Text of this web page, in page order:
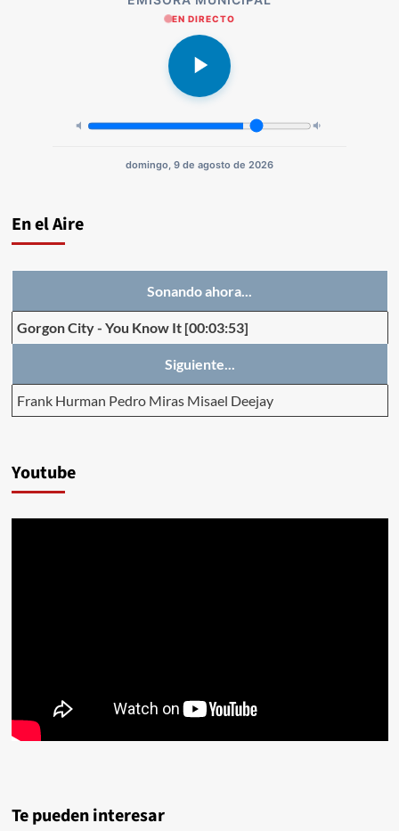
EN DIRECTO
domingo, 9 de agosto de 2026
En el Aire
Sonando ahora...
Gorgon City- You Know It [00:03:53]
Siguiente...
Frank Hurman Pedro Miras Misael Deejay
Youtube
Te pueden interesar